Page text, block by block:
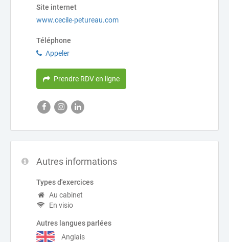
Site internet
www.cecile-petureau.com
Téléphone
Appeler
Prendre RDV en ligne
Autres informations
Types d'exercices
Au cabinet
En visio
Autres langues parlées
Anglais